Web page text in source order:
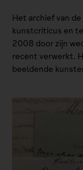
Het archief van
kunstcriticus en
2008 door zijn
recent verwerkt.
beeldende